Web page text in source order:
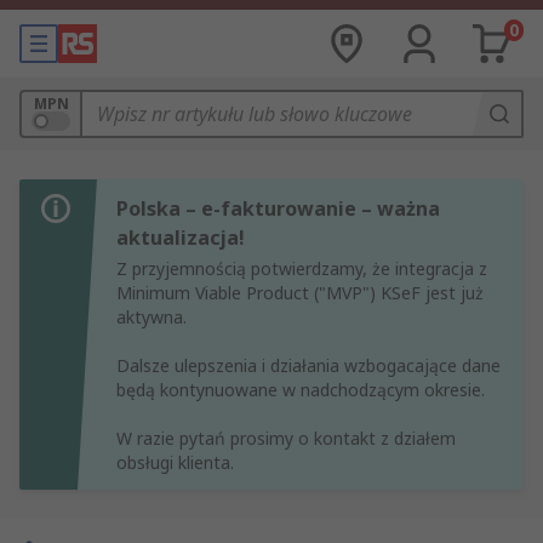
0
MPN
Polska – e-fakturowanie – ważna
aktualizacja!
Z przyjemnością potwierdzamy, że integracja z
Minimum Viable Product ("MVP") KSeF jest już
aktywna.
Dalsze ulepszenia i działania wzbogacające dane
będą kontynuowane w nadchodzącym okresie.
W razie pytań prosimy o kontakt z działem
obsługi klienta.